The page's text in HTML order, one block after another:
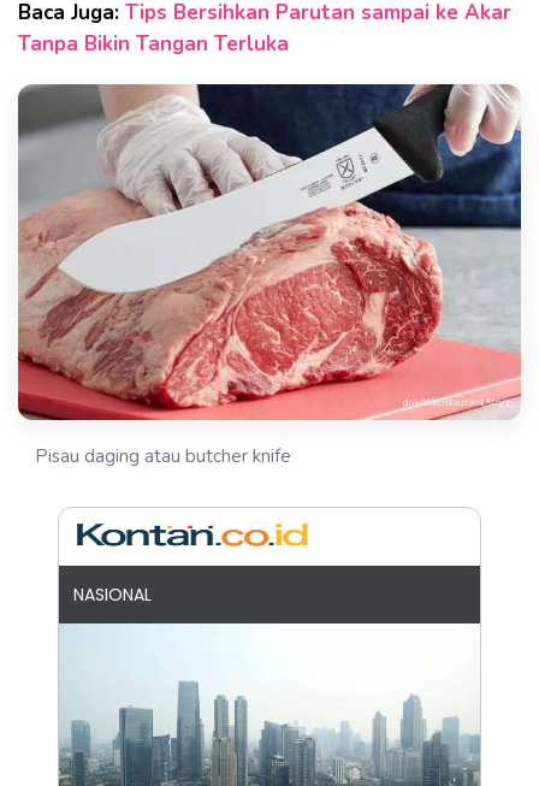
Baca Juga: Tips Bersihkan Parutan sampai ke Akar
Tanpa Bikin Tangan Terluka
Pisau daging atau butcher knife
NASIONAL